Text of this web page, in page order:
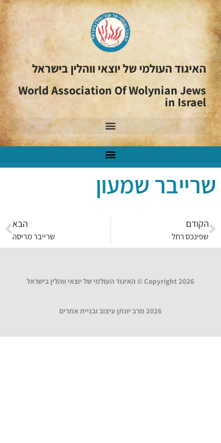
האיגוד העולמי של יוצאי ווהלין בישראל
World Association Of Wolynian Jews
in Israel
שרייבר שמעון
הקודם
שפינכס רחל
הבא
שרייבר מריסה
Copyright 2026 © האיגוד העולמי של יוצאי ווהלין בישראל
2026 מרב יונתן עיצוב ובניית אתרים